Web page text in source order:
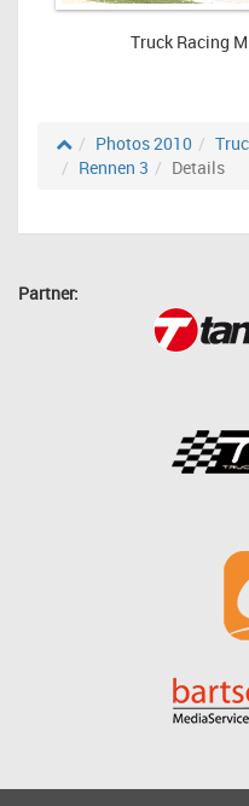
Truck Racing
Photos 2010
Rennen 3
Details
Partner: